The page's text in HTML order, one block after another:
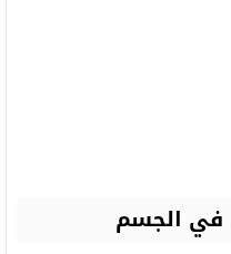
في الجسم